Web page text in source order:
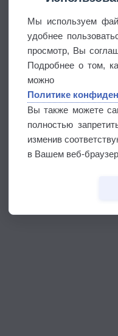
Мы используем
удобнее
просмотр, Вы
Подробнее о том,
можно
Политике
Вы также можете
полностью
изменив
в Вашем веб-